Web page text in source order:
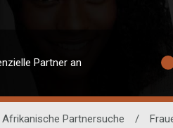
Partner an
Afrikanische Partnersuche /